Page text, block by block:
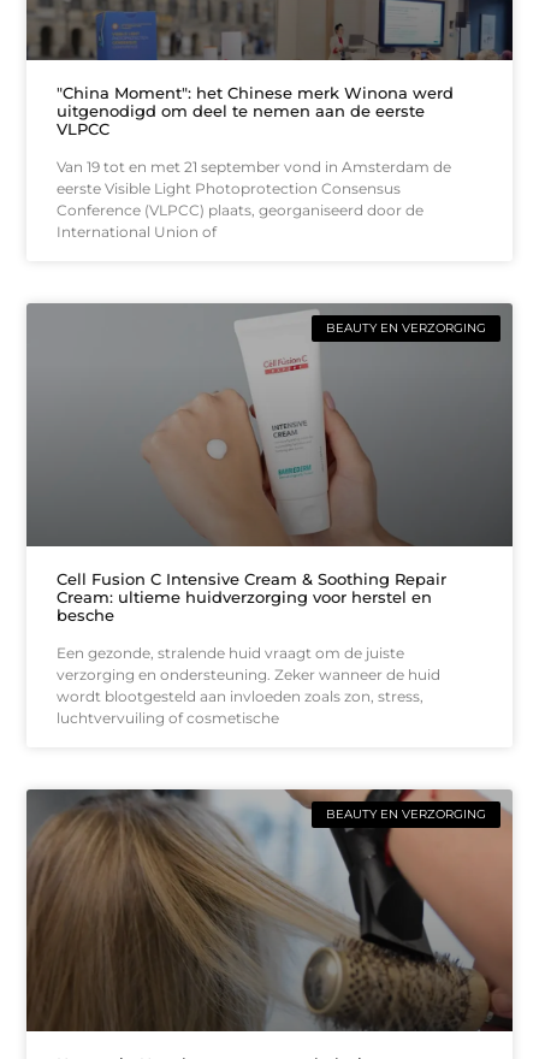
"China Moment": het Chinese merk Winona werd
uitgenodigd om deel te nemen aan de eerste
VLPCC
Van 19 tot en met 21 september vond in Amsterdam de
eerste Visible Light Photoprotection Consensus
Conference (VLPCC) plaats, georganiseerd door de
International Union of
BEAUTY EN VERZORGING
Cell Fusion C Intensive Cream & Soothing Repair
Cream: ultieme huidverzorging voor herstel en
besche
Een gezonde, stralende huid vraagt om de juiste
verzorging en ondersteuning. Zeker wanneer de huid
wordt blootgesteld aan invloeden zoals zon, stress,
luchtvervuiling of cosmetische
BEAUTY EN VERZORGING